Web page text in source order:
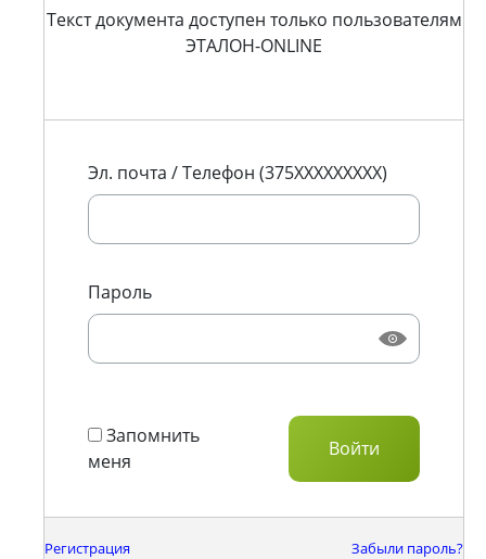
Текст документа доступен только пользователям
ЭТАЛОН-ONLINE
Эл. почта / Телефон (375XXXXXXXXX)
Пароль
Запомнить
меня
Регистрация Забыли пароль?